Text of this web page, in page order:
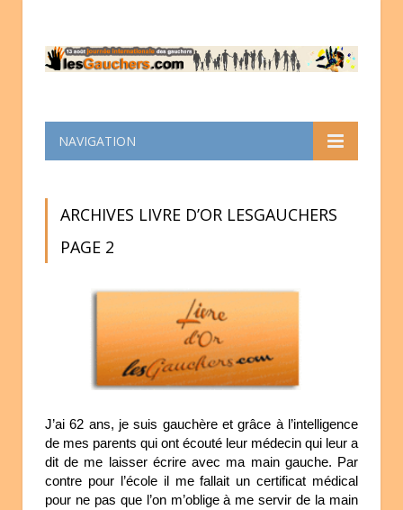
NAVIGATION
ARCHIVES LIVRE D’OR LESGAUCHERS
PAGE 2
J’ai 62 ans, je suis gauchère et grâce à l’intelligence
de mes parents qui ont écouté leur médecin qui leur a
dit de me laisser écrire avec ma main gauche. Par
contre pour l’école il me fallait un certificat médical
pour ne pas que l’on m’oblige à me servir de la main